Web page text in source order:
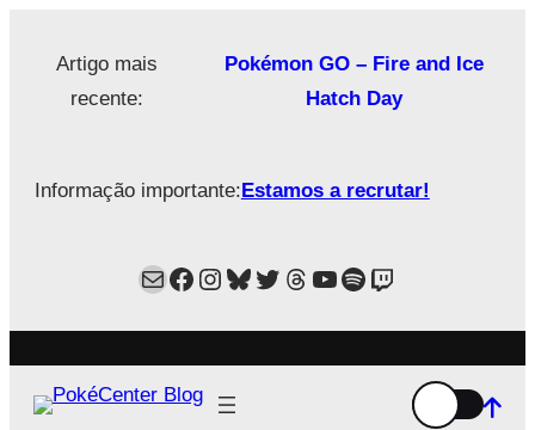
Artigo mais
recente:
Pokémon GO – Fire and Ice
Hatch Day
Informação importante:Estamos a recrutar!
MailFacebook
Instagram
Bluesky
Twitter
Estamos no Threads!
YouTube
Spotify
Twitch